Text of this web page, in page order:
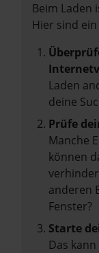
Beim Laden
Hier sind
Laden
deine
Prüfe
Manche
können
anderen
Fenster?
Starte
Das